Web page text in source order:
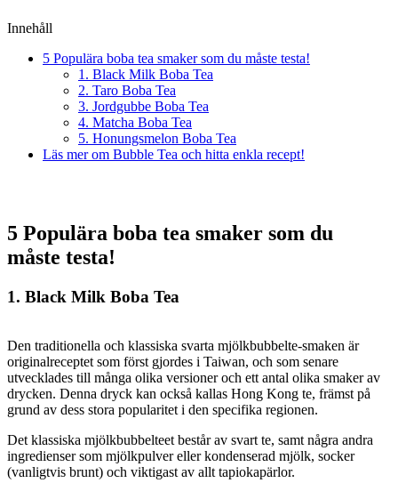
Innehåll
5 Populära boba tea smaker som du måste testa!
1. Black Milk Boba Tea
2. Taro Boba Tea
3. Jordgubbe Boba Tea
4. Matcha Boba Tea
5. Honungsmelon Boba Tea
Läs mer om Bubble Tea och hitta enkla recept!
5 Populära boba tea smaker som du
måste testa!
1. Black Milk Boba Tea
Den traditionella och klassiska svarta mjölkbubbelte-smaken är
originalreceptet som först gjordes i Taiwan, och som senare
utvecklades till många olika versioner och ett antal olika smaker av
drycken. Denna dryck kan också kallas Hong Kong te, främst på
grund av dess stora popularitet i den specifika regionen.
Det klassiska mjölkbubbelteet består av svart te, samt några andra
ingredienser som mjölkpulver eller kondenserad mjölk, socker
(vanligtvis brunt) och viktigast av allt tapiokapärlor.